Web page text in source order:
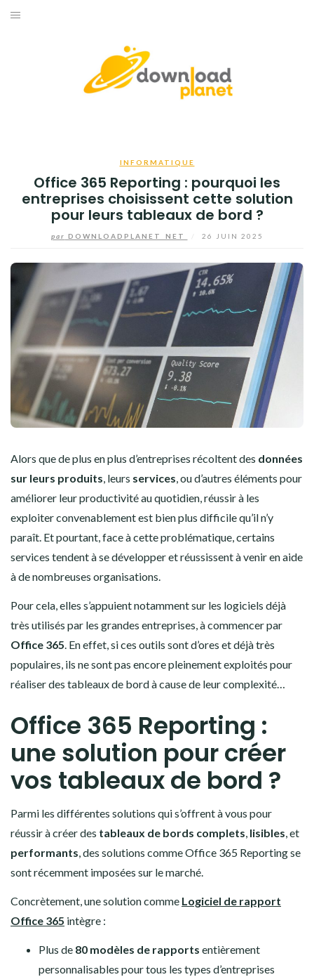
Aller
INFORMATIQUE
Office 365 Reporting : pourquoi les
entreprises choisissent cette solution
pour leurs tableaux de bord ?
par DOWNLOADPLANET_NET 26 JUIN 2025
Alors que de plus en plus d’entreprises récoltent des données
sur leurs produits, leurs services, ou d’autres éléments pour
améliorer leur productivité au quotidien, réussir à les
exploiter convenablement est bien plus difficile qu’il n’y
paraît. Et pourtant, face à cette problématique, certains
services tendent à se développer et réussissent à venir en aide
à de nombreuses organisations.
Pour cela, elles s’appuient notamment sur les logiciels déjà
très utilisés par les grandes entreprises, à commencer par
Office 365. En effet, si ces outils sont d’ores et déjà très
populaires, ils ne sont pas encore pleinement exploités pour
réaliser des tableaux de bord à cause de leur complexité…
Office 365 Reporting :
une solution pour créer
vos tableaux de bord ?
Parmi les différentes solutions qui s’offrent à vous pour
réussir à créer des tableaux de bords complets, lisibles, et
performants, des solutions comme Office 365 Reporting se
sont récemment imposées sur le marché.
Concrètement, une solution comme Logiciel de rapport
Office 365 intègre :
Plus de 80 modèles de rapports entièrement
personnalisables pour tous les types d’entreprises
INTERNET